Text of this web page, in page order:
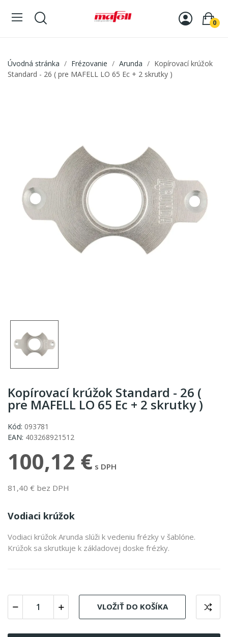
0
Úvodná stránka Frézovanie Arunda
Kopírovací krúžok
Standard - 26 ( pre MAFELL LO 65 Ec + 2 skrutky )
Kopírovací krúžok Standard - 26 (
pre MAFELL LO 65 Ec + 2 skrutky )
Kód: 093781
EAN: 403268921512
100,12 € s DPH
81,40 € bez DPH
Vodiaci krúžok
Vodiaci krúžok Arunda slúži k vedeniu frézky v šablóne.
Krúžok sa skrutkuje k základovej doske frézky.
VLOŽIŤ DO KOŠÍKA